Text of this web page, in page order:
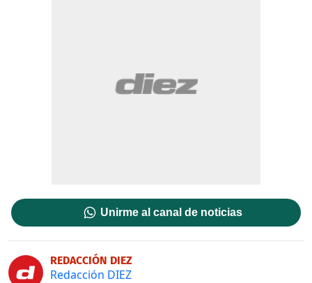
Unirme al canal de noticias
REDACCIÓN DIEZ
Redacción DIEZ